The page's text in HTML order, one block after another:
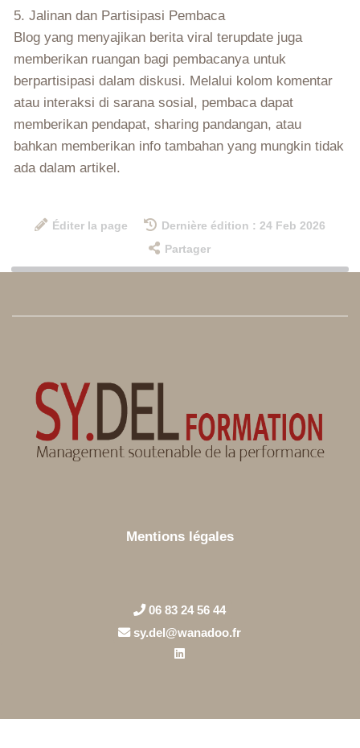
5. Jalinan dan Partisipasi Pembaca
Blog yang menyajikan berita viral terupdate juga
memberikan ruangan bagi pembacanya untuk
berpartisipasi dalam diskusi. Melalui kolom komentar
atau interaksi di sarana sosial, pembaca dapat
memberikan pendapat, sharing pandangan, atau
bahkan memberikan info tambahan yang mungkin tidak
ada dalam artikel.
Éditer la page
Dernière édition : 24 Feb 2026
Partager
Mentions légales
06 83 24 56 44
sy.del@wanadoo.fr